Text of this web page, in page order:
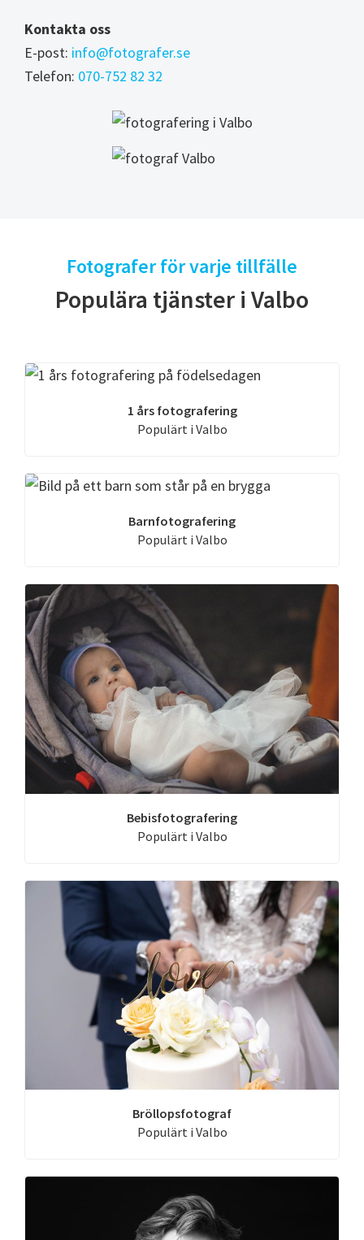
Kontakta oss
E-post: info@fotografer.se
Telefon: 070-752 82 32
Fotografer för varje tillfälle
Populära tjänster i Valbo
1 års fotografering
Populärt i Valbo
Barnfotografering
Populärt i Valbo
Bebisfotografering
Populärt i Valbo
Bröllopsfotograf
Populärt i Valbo